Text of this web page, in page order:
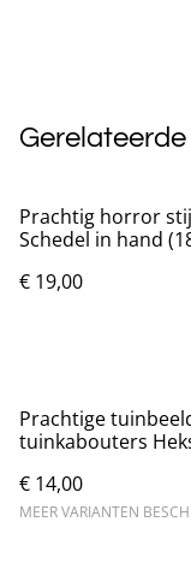
Prachtig horror
Schedel in hand
€ 19,00
Prachtige
tuinkabouters
€ 14,00
MEER VARIANTEN